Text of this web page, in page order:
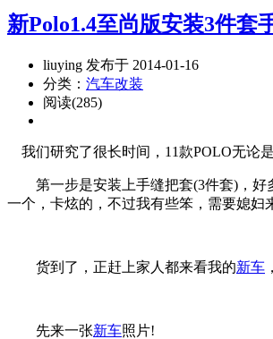
新Polo1.4至尚版安装3件套
liuying 发布于 2014-01-16
分类： 汽车改装
阅读(285)
我们研究了很长时间，11款POLO无论
第一步是安装上手缝把套(3件套)，好
一个，卡炫的，不过我有些笨，需要媳妇
货到了，正赶上家人都来看我的新车
先来一张新车照片!